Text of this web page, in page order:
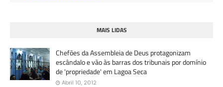
MAIS LIDAS
Chefões da Assembleia de Deus protagonizam
escândalo e vão às barras dos tribunais por domínio
de 'propriedade' em Lagoa Seca
Abril 10, 2012